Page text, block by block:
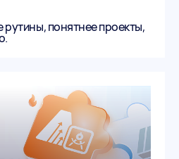
понятнее проекты,